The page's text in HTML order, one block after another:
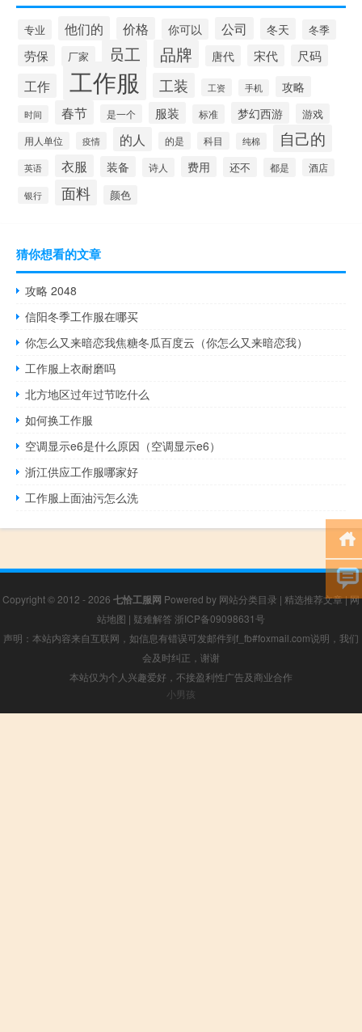
专业 他们的 价格 你可以 公司 冬天 冬季
劳保 厂家 员工 品牌 唐代 宋代 尺码
工作 工作服 工装 工资 手机 攻略
时间 春节 是一个 服装 标准 梦幻西游 游戏
用人单位 疫情 的人 的是 科目 纯棉 自己的
英语 衣服 装备 诗人 费用 还不 都是 酒店
银行 面料 颜色
猜你想看的文章
攻略 2048
信阳冬季工作服在哪买
你怎么又来暗恋我焦糖冬瓜百度云（你怎么又来暗恋我）
工作服上衣耐磨吗
北方地区过年过节吃什么
如何换工作服
空调显示e6是什么原因（空调显示e6）
浙江供应工作服哪家好
工作服上面油污怎么洗
Copyright © 2012 - 2026 七恰工服网 Powered by 网站分类目录 | 精选推荐文章|网
站地图 | 疑难解答 浙ICP备09098631号
声明：本站内容来自互联网，如信息有错误可发邮件到f_fb#foxmail.com说明，我们
会及时纠正，谢谢
本站仅为个人兴趣爱好，不接盈利性广告及商业合作
小男孩